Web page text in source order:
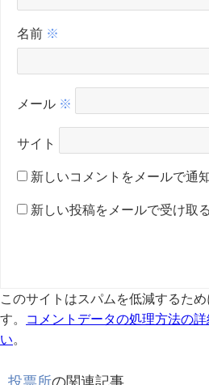
名前 ※
メール ※
サイト
新しいコメントをメールで通
新しい投稿をメールで受け取る
このサイトはスパムを低減するた
す。
コメントデータの処理方法の
い
投票所の関連記事